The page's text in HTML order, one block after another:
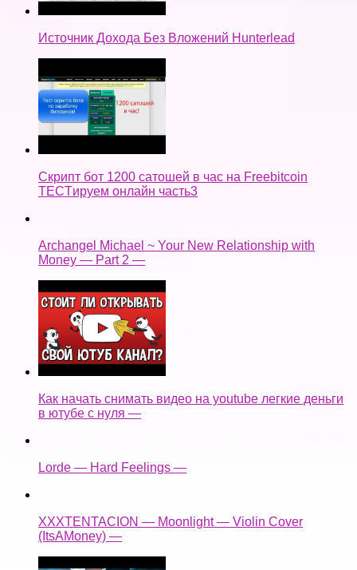
Источник Дохода Без Вложений Hunterlead
Скрипт бот 1200 сатошей в час на Freebitcoin
TECTируем онлайн часть3
Archangel Michael ~ Your New Relationship with
Money — Part 2 —
Как начать снимать видео на youtube легкие деньги
в ютубе с нуля —
Lorde — Hard Feelings —
XXXTENTACION — Moonlight — Violin Cover
(ItsAMoney) —